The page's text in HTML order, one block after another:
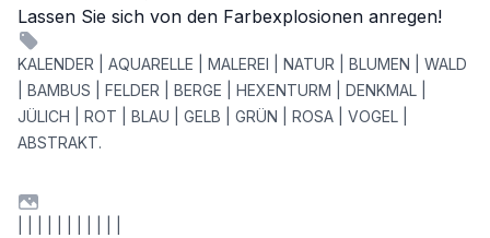
Lassen Sie sich von den Farbexplosionen anregen!
KALENDER | AQUARELLE | MALEREI | NATUR | BLUMEN | WALD
| BAMBUS | FELDER | BERGE | HEXENTURM | DENKMAL |
JÜLICH | ROT | BLAU | GELB | GRÜN | ROSA | VOGEL |
ABSTRAKT.